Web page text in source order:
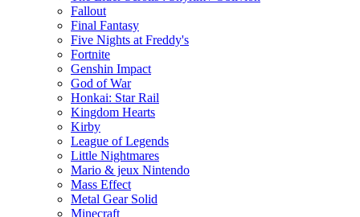
Fallout
Final Fantasy
Five Nights at Freddy's
Fortnite
Genshin Impact
God of War
Honkai: Star Rail
Kingdom Hearts
Kirby
League of Legends
Little Nightmares
Mario & jeux Nintendo
Mass Effect
Metal Gear Solid
Minecraft